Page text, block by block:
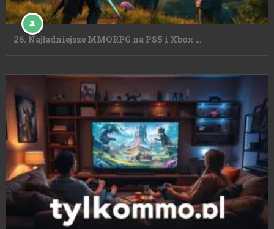
26. Najładniejsze MMORPG na PS5 i Xbox …